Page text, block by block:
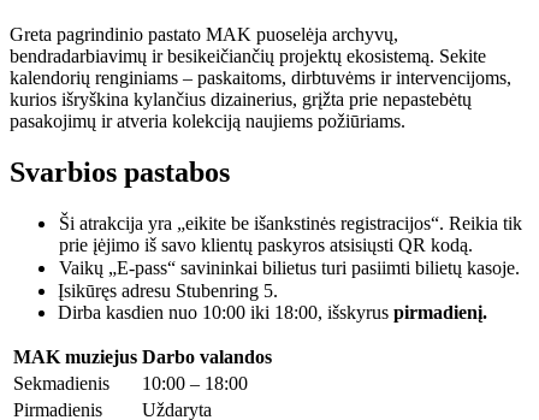
Greta pagrindinio pastato MAK puoselėja archyvų,
bendradarbiavimų ir besikeičiančių projektų ekosistemą. Sekite
kalendorių renginiams – paskaitoms, dirbtuvėms ir intervencijoms,
kurios išryškina kylančius dizainerius, grįžta prie nepastebėtų
pasakojimų ir atveria kolekciją naujiems požiūriams.
Svarbios pastabos
Ši atrakcija yra „eikite be išankstinės registracijos“. Reikia tik
prie įėjimo iš savo klientų paskyros atsisiųsti QR kodą.
Vaikų „E-pass“ savininkai bilietus turi pasiimti bilietų kasoje.
Įsikūręs adresu Stubenring 5.
Dirba kasdien nuo 10:00 iki 18:00, išskyrus pirmadienį.
MAK muziejus Darbo valandos
Sekmadienis
10:00 – 18:00
Pirmadienis
Uždaryta